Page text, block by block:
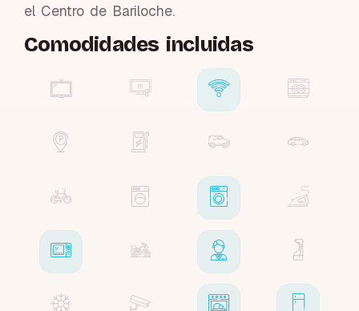
el Centro de Bariloche.
Comodidades incluidas